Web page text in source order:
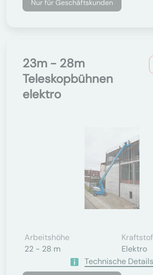
Nur für Geschäftskunden
23m - 28m
Teleskopbühnen
elektro
Arbeitshöhe
22 - 28 m
Elektro
Technische Details